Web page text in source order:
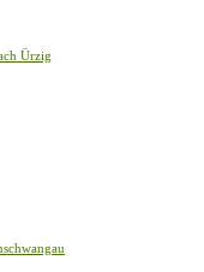
Ürzig